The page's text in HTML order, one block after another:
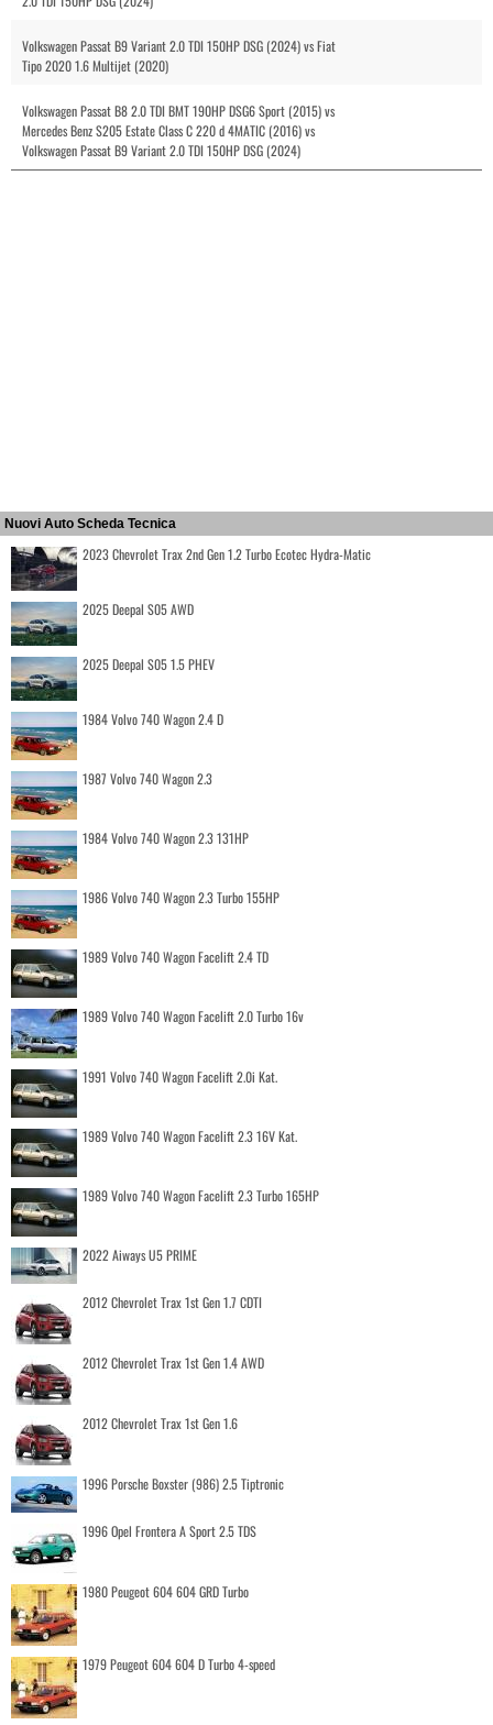
Volkswagen Passat B9 Variant 2.0 TDI 150HP DSG (2024) vs Fiat
Tipo 2020 1.6 Multijet (2020)
Volkswagen Passat B8 2.0 TDI BMT 190HP DSG6 Sport (2015) vs
Mercedes Benz S205 Estate Class C 220 d 4MATIC (2016) vs
Volkswagen Passat B9 Variant 2.0 TDI 150HP DSG (2024)
Nuovi Auto Scheda Tecnica
2023 Chevrolet Trax 2nd Gen 1.2 Turbo Ecotec Hydra-Matic
2025 Deepal S05 AWD
2025 Deepal S05 1.5 PHEV
1984 Volvo 740 Wagon 2.4 D
1987 Volvo 740 Wagon 2.3
1984 Volvo 740 Wagon 2.3 131HP
1986 Volvo 740 Wagon 2.3 Turbo 155HP
1989 Volvo 740 Wagon Facelift 2.4 TD
1989 Volvo 740 Wagon Facelift 2.0 Turbo 16v
1991 Volvo 740 Wagon Facelift 2.0i Kat.
1989 Volvo 740 Wagon Facelift 2.3 16V Kat.
1989 Volvo 740 Wagon Facelift 2.3 Turbo 165HP
2022 Aiways U5 PRIME
2012 Chevrolet Trax 1st Gen 1.7 CDTI
2012 Chevrolet Trax 1st Gen 1.4 AWD
2012 Chevrolet Trax 1st Gen 1.6
1996 Porsche Boxster (986) 2.5 Tiptronic
1996 Opel Frontera A Sport 2.5 TDS
1980 Peugeot 604 604 GRD Turbo
1979 Peugeot 604 604 D Turbo 4-speed